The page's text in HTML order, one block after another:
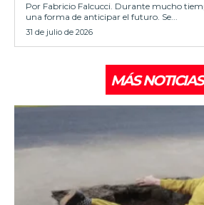
Por Fabricio Falcucci. Durante mucho tiempo endeudarse fue
una forma de anticipar el futuro. Se...
31 de julio de 2026
MÁS NOTICIAS